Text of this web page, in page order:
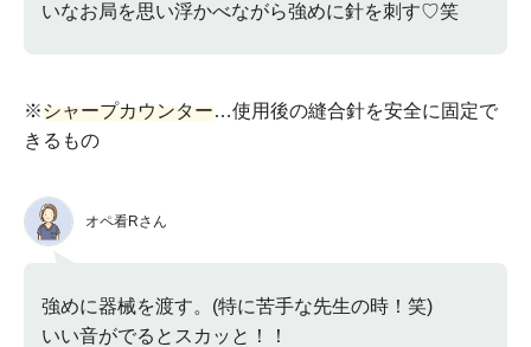
いなお局を思い浮かべながら強めに針を刺す♡笑
※シャープカウンター…使用後の縫合針を安全に固定で
きるもの
オペ看Rさん
強めに器械を渡す。(特に苦手な先生の時！笑)
いい音がでるとスカッと！！